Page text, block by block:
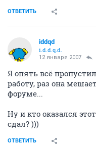
ОТВЕТИТЬ
iddqd
i.d.d.q.d.
12 января 2007
Я опять всё
работу, раз она
форуме...
Ну и кто оказался
сдал? )))
ОТВЕТИТЬ